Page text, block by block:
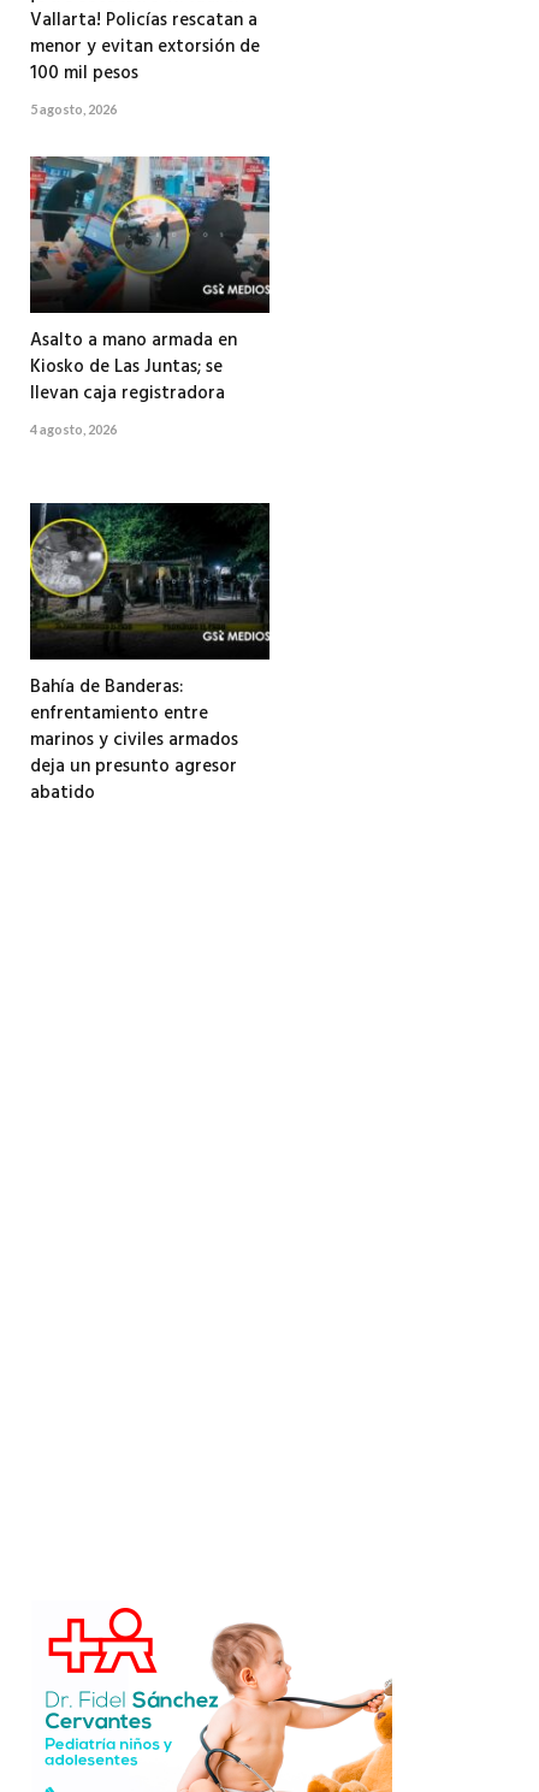
Vallarta! Policías rescatan a
menor y evitan extorsión de
100 mil pesos
5 agosto, 2026
Asalto a mano armada en
Kiosko de Las Juntas; se
llevan caja registradora
4 agosto, 2026
Bahía de Banderas:
enfrentamiento entre
marinos y civiles armados
deja un presunto agresor
abatido